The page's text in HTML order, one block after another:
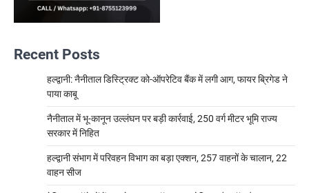
Recent Posts
हल्द्वानी: नैनीताल डिस्ट्रिक्ट को-ऑपरेटिव बैंक में लगी आग, फायर ब्रिगेड ने
पाया काबू
नैनीताल में भू-कानून उल्लंघन पर बड़ी कार्रवाई, 250 वर्ग मीटर भूमि राज्य
सरकार में निहित
हल्द्वानी संभाग में परिवहन विभाग का बड़ा एक्शन, 257 वाहनों के चालान, 22
वाहन सीज